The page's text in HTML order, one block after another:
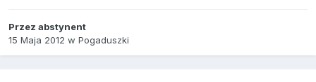
Przez abstynent
15 Maja 2012 w Pogaduszki